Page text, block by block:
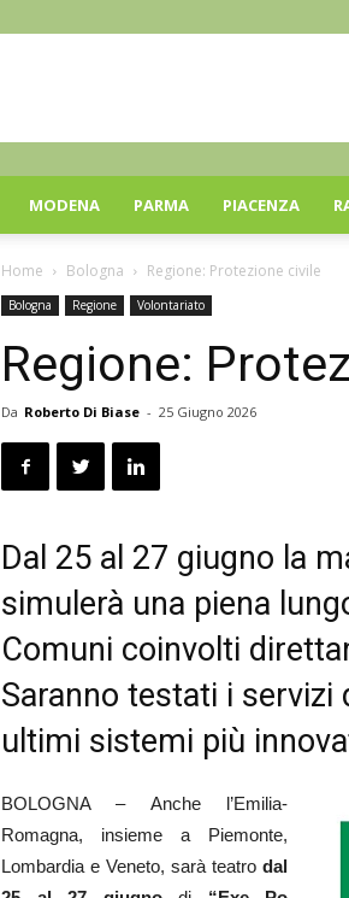
MODENA PARMA PIACENZA
Home Bologna Regione: Protezione civile
Bologna Regione Volontariato
Regione:
Da Roberto Di Biase - 25 Giugno 2026
Dal 25 al 27 giugno la
simulerà una piena
Comuni coinvolti
Saranno testati i servizi
ultimi sistemi più
BOLOGNA – Anche l’Emilia-
Romagna, insieme a Piemonte,
Lombardia e Veneto, sarà teatro dal